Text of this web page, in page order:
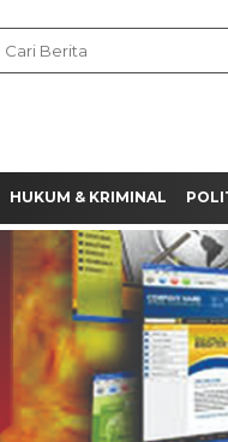
HUKUM & KRIMINAL